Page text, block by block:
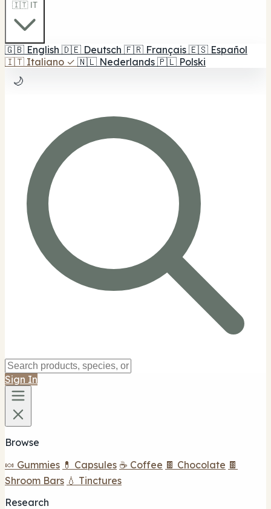
🇮🇹 IT
🇬🇧 English 🇩🇪 Deutsch 🇫🇷 Français 🇪🇸 Español
🇮🇹 Italiano ✓ 🇳🇱 Nederlands 🇵🇱 Polski
🌙
Sign In
Browse
🍬 Gummies 💊 Capsules ☕ Coffee 🍫 Chocolate 🍫
Shroom Bars 💧 Tinctures
Research